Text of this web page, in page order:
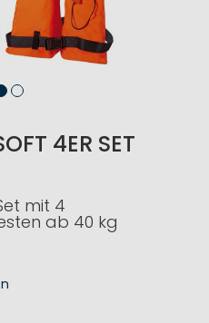
4ER SET
mit 4
ab 40 kg